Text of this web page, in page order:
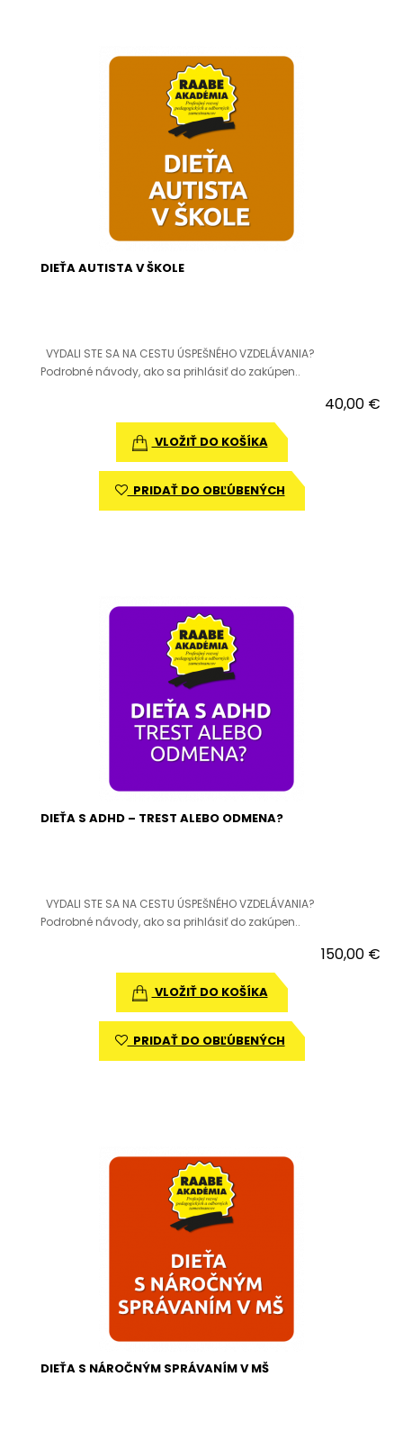
DIEŤA AUTISTA V ŠKOLE
VYDALI STE SA NA CESTU ÚSPEŠNÉHO VZDELÁVANIA?
Podrobné návody, ako sa prihlásiť do zakúpen..
40,00 €
VLOŽIŤ DO KOŠÍKA
PRIDAŤ DO OBĽÚBENÝCH
DIEŤA S ADHD – TREST ALEBO ODMENA?
VYDALI STE SA NA CESTU ÚSPEŠNÉHO VZDELÁVANIA?
Podrobné návody, ako sa prihlásiť do zakúpen..
150,00 €
VLOŽIŤ DO KOŠÍKA
PRIDAŤ DO OBĽÚBENÝCH
DIEŤA S NÁROČNÝM SPRÁVANÍM V MŠ